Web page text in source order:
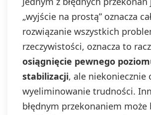
„wyjście na prostą” oznacza
rozwiązanie wszystkich
rzeczywistości, oznacza to
osiągnięcie pewnego
stabilizacji, ale niekoniecznie
wyeliminowanie trudności.
błędnym przekonaniem może